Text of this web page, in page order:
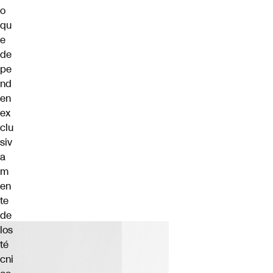
o
qu
e
de
pe
nd
en
ex
clu
siv
a
m
en
te
de
los
té
cni